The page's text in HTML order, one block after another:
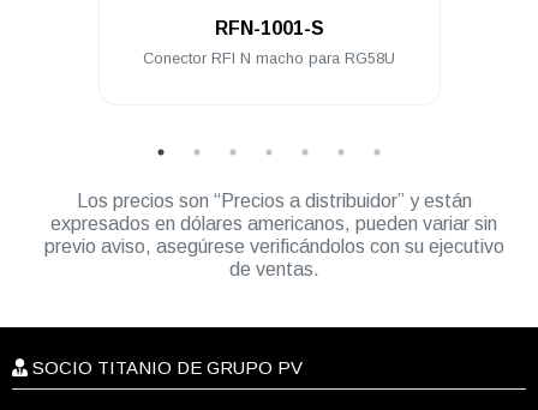
RFN-1001-S
Conector RFI N macho para RG58U
Los precios son “Precios a distribuidor” y están
expresados en dólares americanos, pueden variar sin
previo aviso, asegúrese verificándolos con su ejecutivo
de ventas.
SOCIO TITANIO DE GRUPO PV